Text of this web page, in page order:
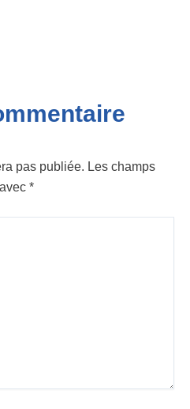
pas publiée. Les champs
*